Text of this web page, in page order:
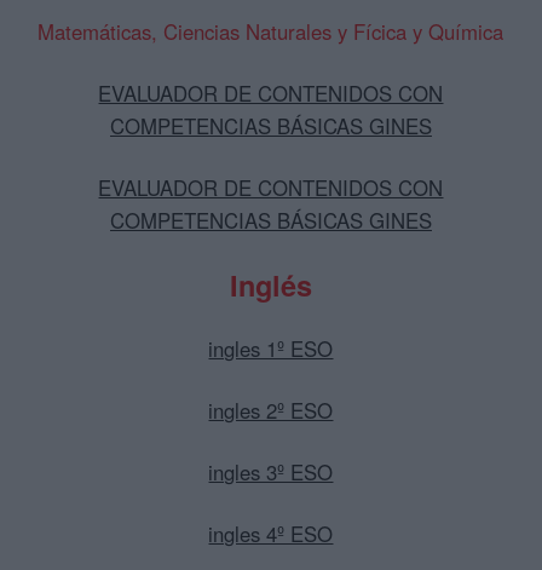
Matemáticas, Ciencias Naturales y Fícica y Química
EVALUADOR DE CONTENIDOS CON
COMPETENCIAS BÁSICAS GINES
EVALUADOR DE CONTENIDOS CON
COMPETENCIAS BÁSICAS GINES
Inglés
ingles 1º ESO
ingles 2º ESO
ingles 3º ESO
ingles 4º ESO